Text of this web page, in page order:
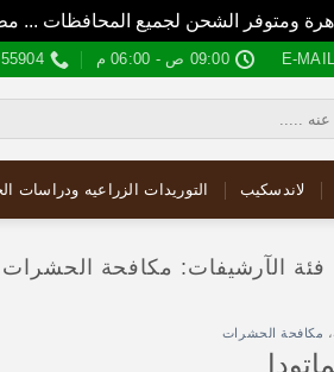
ومتوفر الشحن لجميع المحافظات
E-MAIL 09:00 ص - 06:00 م
لاندسكيب التوريدات الزراعيه ودراسات
فئة الآرشيفات: مكافحة الحشرات
، مكافحة الحشرات